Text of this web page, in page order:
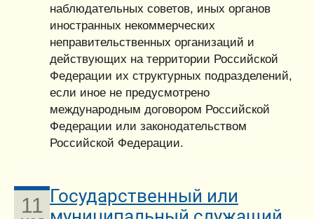
наблюдательных советов, иных органов
иностранных некоммерческих
неправительственных организаций и
действующих на территории Российской
Федерации их структурных подразделений,
если иное не предусмотрено
международным договором Российской
Федерации или законодательством
Российской Федерации.
11 Государственный или